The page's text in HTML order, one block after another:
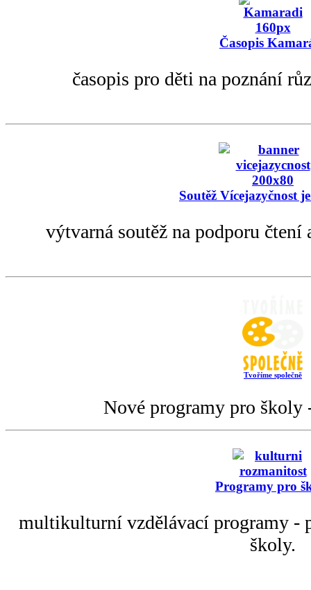
Časopis
časopis pro děti na poznání
Soutěž Vícejazyčnost
výtvarná soutěž na podporu
Tvoříme společně
Nové programy pro
Programy pro
multikulturní vzdělávací programy -
školy.